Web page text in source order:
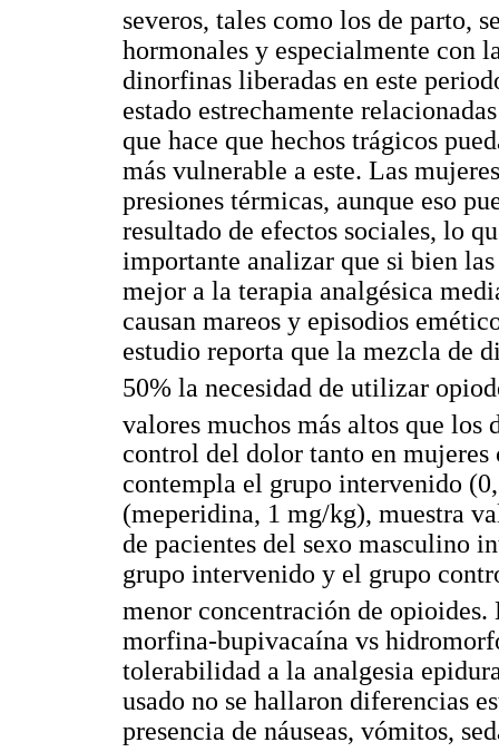
severos, tales como los de parto,
hormonales y especialmente con
dinorfinas liberadas en este
estado estrechamente
que hace que hechos trágicos
más vulnerable a este. Las
presiones térmicas, aunque eso
resultado de efectos sociales, lo
importante analizar que si bien
mejor a la terapia analgésica
causan mareos y episodios
estudio reporta que la mezcla de
50% la necesidad de utilizar
valores muchos más altos que los
control del dolor tanto en mujeres
contempla el grupo intervenido
(meperidina, 1 mg/kg), muestra
de pacientes del sexo masculino
grupo intervenido y el grupo
menor concentración de opioides.
morfina-bupivacaína vs
tolerabilidad a la analgesia
usado no se hallaron diferencias
presencia de náuseas, vómitos,